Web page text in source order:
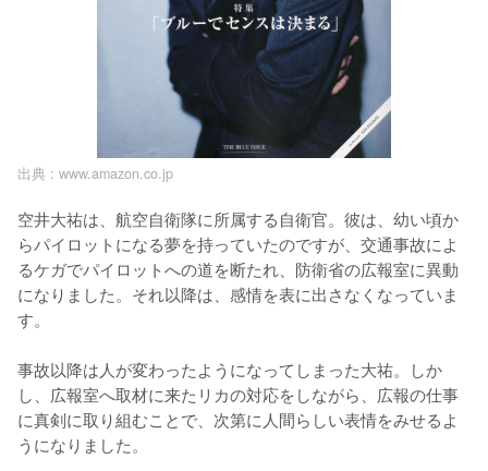
出典 : www.amazon.co.jp
空井大祐は、航空自衛隊に所属する自衛官。彼は、幼い頃か
らパイロットになる夢を持っていたのですが、交通事故によ
るケガでパイロットへの道を断たれ、防衛省の広報室に異動
になりました。それ以降は、感情を表に出さなくなっていま
す。
事故以降は人が変わったようになってしまった大祐。しか
し、広報室へ取材に来たリカの対応をしながら、広報の仕事
に真剣に取り組むことで、次第に人間らしい表情をみせるよ
うになりました。